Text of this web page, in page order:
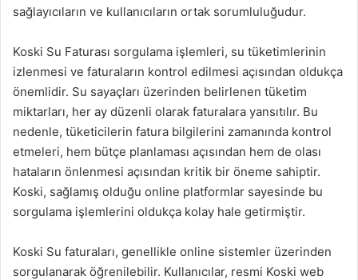
sağlayıcıların ve kullanıcıların ortak sorumluluğudur.
Koski Su Faturası sorgulama işlemleri, su tüketimlerinin
izlenmesi ve faturaların kontrol edilmesi açısından oldukça
önemlidir. Su sayaçları üzerinden belirlenen tüketim
miktarları, her ay düzenli olarak faturalara yansıtılır. Bu
nedenle, tüketicilerin fatura bilgilerini zamanında kontrol
etmeleri, hem bütçe planlaması açısından hem de olası
hataların önlenmesi açısından kritik bir öneme sahiptir.
Koski, sağlamış olduğu online platformlar sayesinde bu
sorgulama işlemlerini oldukça kolay hale getirmiştir.
Koski Su faturaları, genellikle online sistemler üzerinden
sorgulanarak öğrenilebilir. Kullanıcılar, resmi Koski web